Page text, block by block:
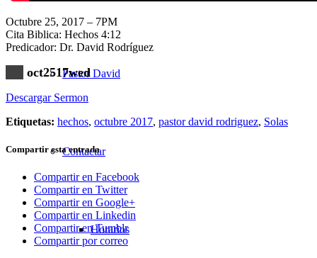
Pastor David
Contactar
Horarios
Octubre 25, 2017 – 7PM
Cita Biblica: Hechos 4:12
Predicador: Dr. David Rodríguez
oct2517wed
Descargar Sermon
Etiquetas: hechos, octubre 2017, pastor david rodriguez, Solas
Compartir esta entrada
Compartir en Facebook
Compartir en Twitter
Compartir en Google+
Compartir en Linkedin
Compartir en Tumblr
Compartir por correo